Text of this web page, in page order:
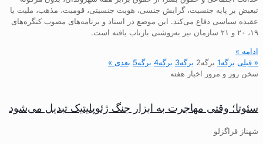
تبعیض بر پایه جنسیت، گرایش جنسی، هویت جنسیتی، قومیت، مذهب، ملیت یا
عقیده سیاسی دفاع می‌کند. این موضع در اسناد و برنامه‌های مصوب کنگره‌های
۱۹، ۲۰ و ۲۱ سازمان نیز به‌روشنی بازتاب یافته است.
ادامه »
« قبلی برگه1 برگه2 برگه3 برگه4 برگه5 بعدی »
سخن روز و مرور اخبار هفته
سئوتا؛ وقتی مهاجرت به ابزار جنگ ژئوپلیتیک تبدیل می‌شود
شهناز قراگزلو